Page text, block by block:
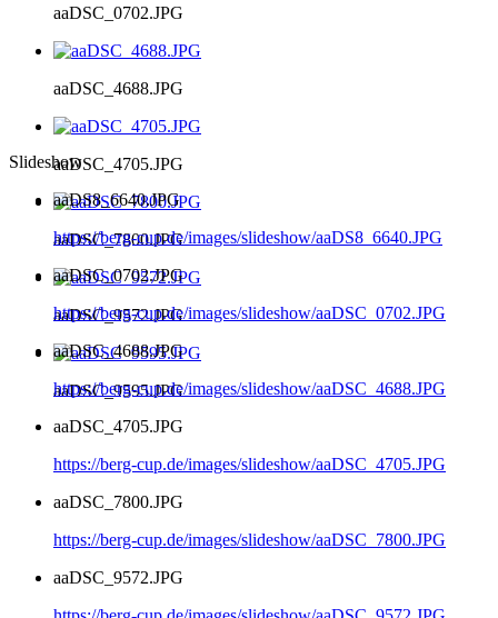
aaDSC_0702.JPG
aaDSC_4688.JPG
aaDSC_4705.JPG
aaDSC_7800.JPG
aaDSC_9572.JPG
aaDSC_9595.JPG
Slideshow
aaDS8_6640.JPG
https://berg-cup.de/images/slideshow/aaDS8_6640.JPG
aaDSC_0702.JPG
https://berg-cup.de/images/slideshow/aaDSC_0702.JPG
aaDSC_4688.JPG
https://berg-cup.de/images/slideshow/aaDSC_4688.JPG
aaDSC_4705.JPG
https://berg-cup.de/images/slideshow/aaDSC_4705.JPG
aaDSC_7800.JPG
https://berg-cup.de/images/slideshow/aaDSC_7800.JPG
aaDSC_9572.JPG